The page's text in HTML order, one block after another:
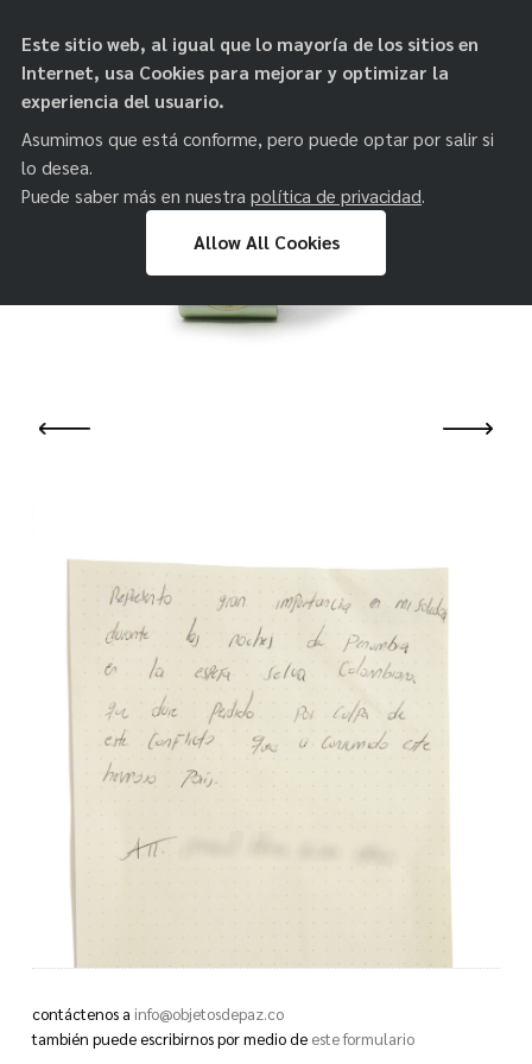
paz
contáctenos a info@objetosdepaz.co
también puede escribirnos por medio de este formulario
Este sitio web, al igual que lo mayoría de los sitios en
Internet, usa Cookies para mejorar y optimizar la
experiencia del usuario.
Asumimos que está conforme, pero puede optar por salir si
lo desea.
Puede saber más en nuestra política de privacidad.
Allow All Cookies